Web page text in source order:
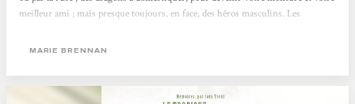
meilleur ami ; mais presque toujours, en face, des héros masculins. Les
pour les filles ? Peut-être… et raison de plus pour s’y atteler : l’aventure...
MARIE BRENNAN